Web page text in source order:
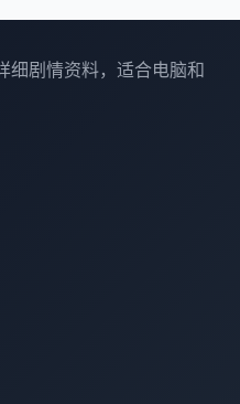
细剧情资料，适合电脑和